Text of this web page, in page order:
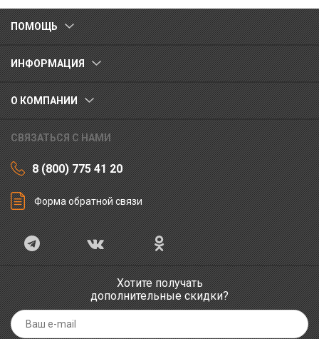
ПОМОЩЬ
ИНФОРМАЦИЯ
О КОМПАНИИ
СВЯЗАТЬСЯ С НАМИ
8 (800) 775 41 20
Форма обратной связи
Хотите получать
дополнительные скидки?